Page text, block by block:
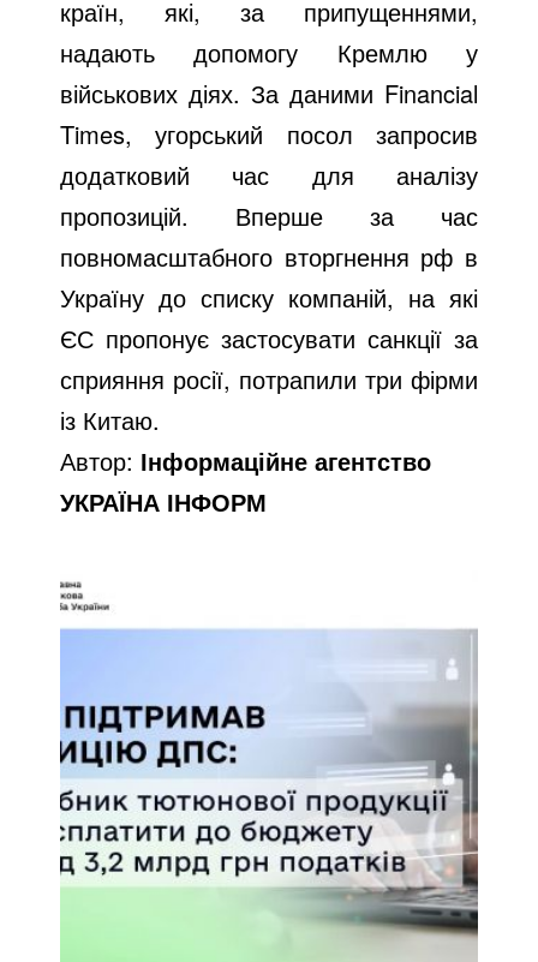
країн, які, за припущеннями,
надають допомогу Кремлю у
військових діях. За даними Financial
Times, угорський посол запросив
додатковий час для аналізу
пропозицій. Вперше за час
повномасштабного вторгнення рф в
Україну до списку компаній, на які
ЄС пропонує застосувати санкції за
сприяння росії, потрапили три фірми
із Китаю.
Автор: Інформаційне агентство
УКРАЇНА ІНФОРМ